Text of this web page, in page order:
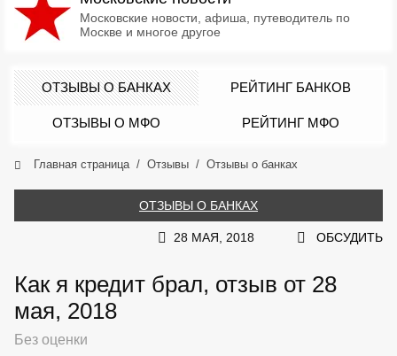
Московские новости, афиша, путеводитель по
Москве и многое другое
ОТЗЫВЫ О БАНКАХ РЕЙТИНГ БАНКОВ
ОТЗЫВЫ О МФО РЕЙТИНГ МФО
Главная страница Отзывы Отзывы о банках
ОТЗЫВЫ О БАНКАХ
28 МАЯ, 2018 ОБСУДИТЬ
Как я кредит брал, отзыв от 28
мая, 2018
Без оценки